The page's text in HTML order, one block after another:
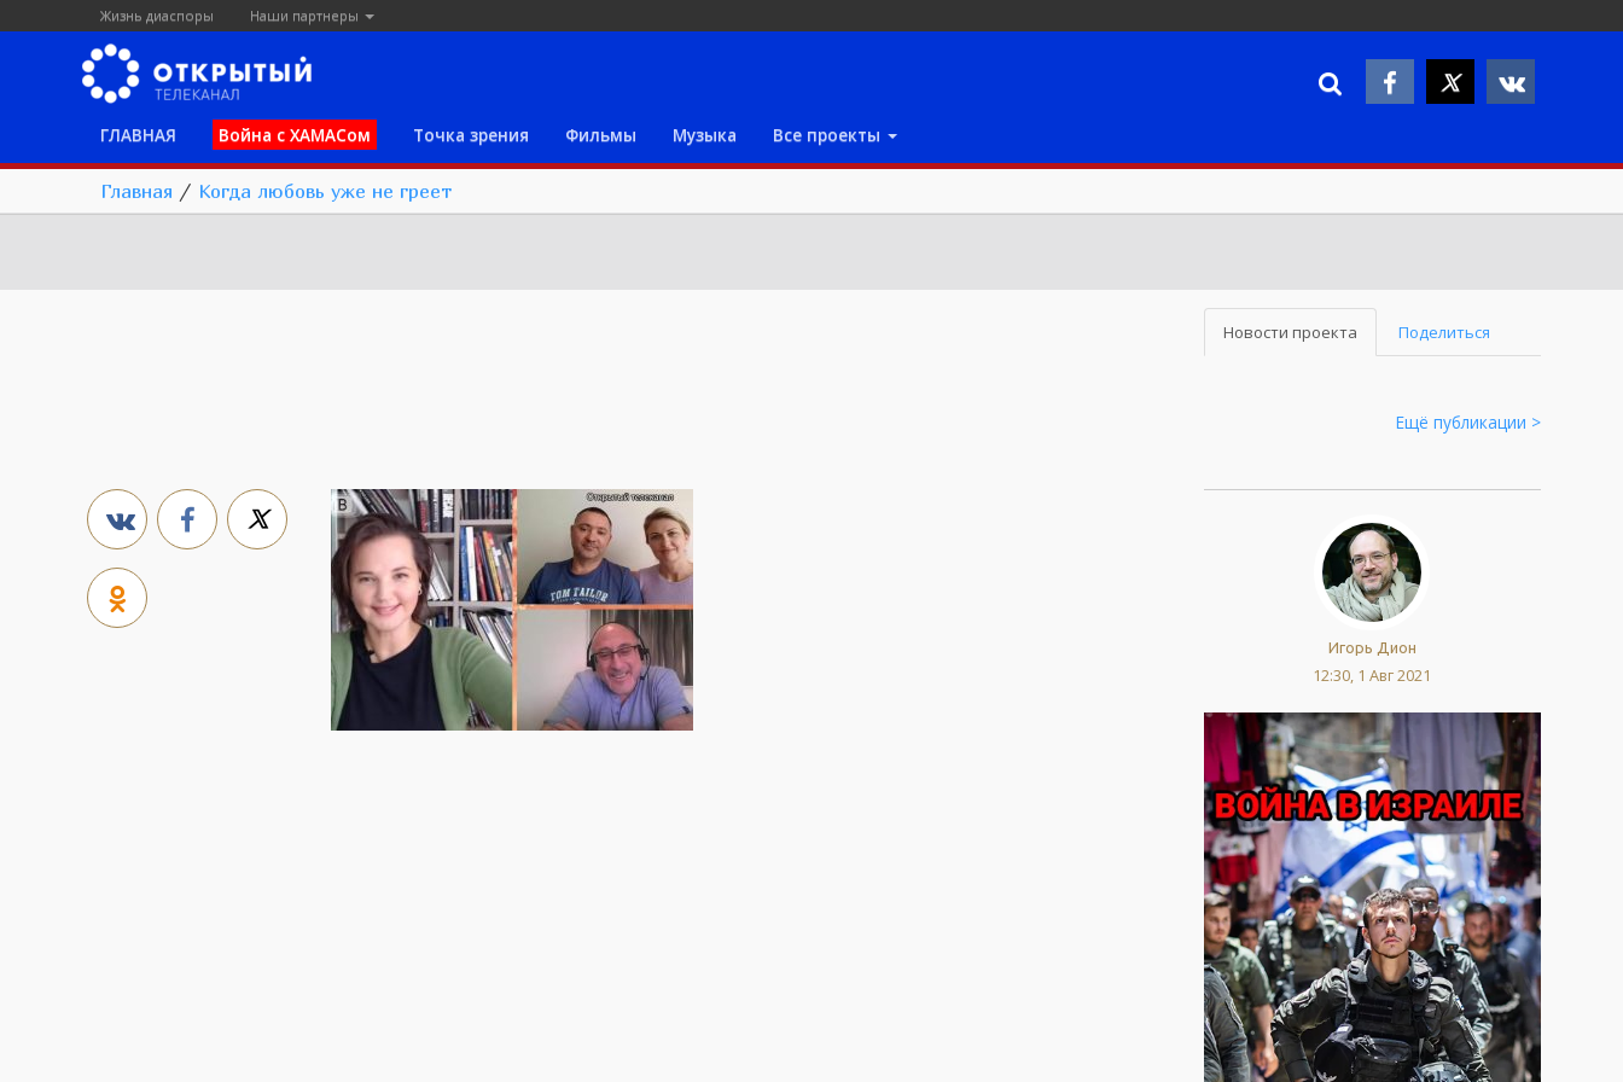
Жизнь диаспоры Наши партнеры
ГЛАВНАЯ Война с ХАМАСом Точка зрения Фильмы Музыка Все проекты
Главная / Когда любовь уже не греет
Новости проекта Поделиться
Ещё публикации >
Игорь Дион
12:30, 1 Авг 2021